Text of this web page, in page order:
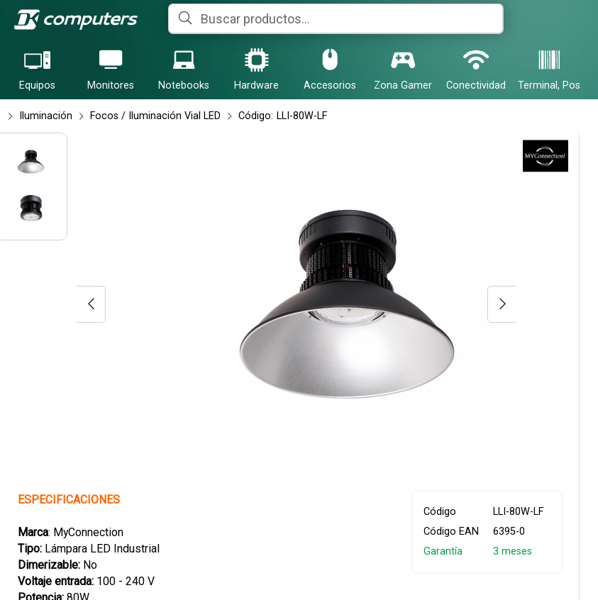
Compartir por email
Equipos Monitores Notebooks Hardware Accesorios Zona Gamer Conectividad Terminal, Pos
Iluminación Focos / Iluminación Vial LED Código: LLI-80W-LF
Código
LLI-80W-LF
Código EAN
6395-0
Garantía
3 meses
ESPECIFICACIONES
Marca: MyConnection
Tipo: Lámpara LED Industrial
Dimerizable: No
Voltaje entrada: 100 - 240 V